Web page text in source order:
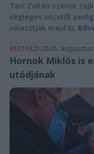
Tarr Zoltán szerint
végleges vezetőt
választják majd ki.
BELFÖLD 2026.
Hornok Miklós is
utódjának